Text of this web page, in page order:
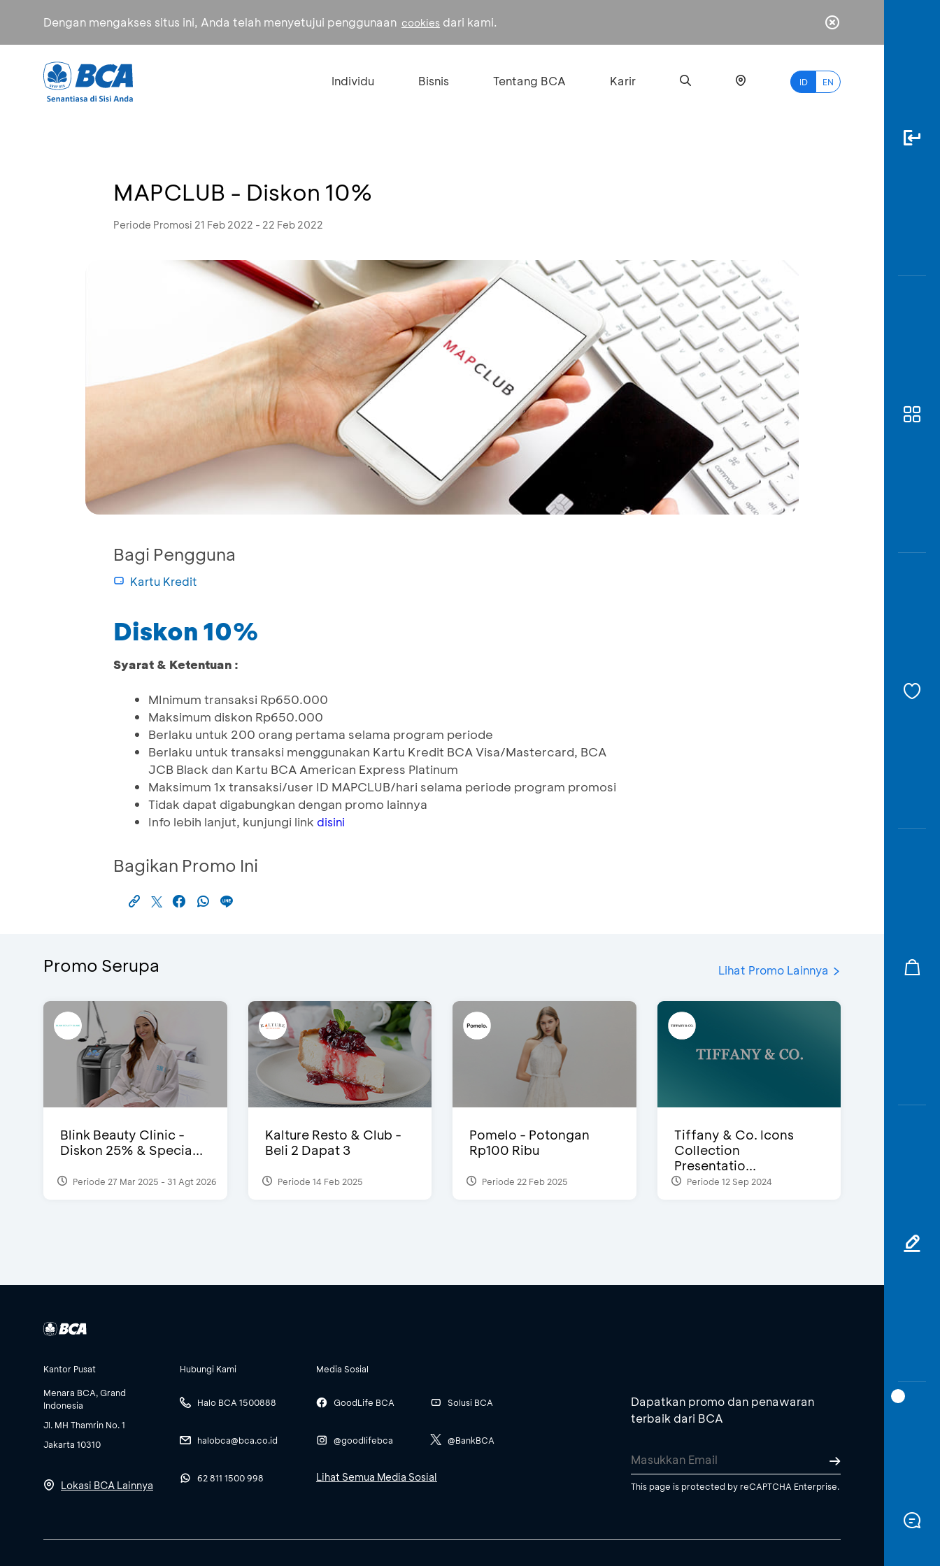
Dengan mengakses situs ini, Anda telah menyetujui penggunaan cookies dari kami.
Individu Bisnis Tentang BCA Karir ID EN
MAPCLUB - Diskon 10%
Periode Promosi 21 Feb 2022 - 22 Feb 2022
Bagi Pengguna
Kartu Kredit
Diskon 10%
Syarat & Ketentuan :
MInimum transaksi Rp650.000
Maksimum diskon Rp650.000
Berlaku untuk 200 orang pertama selama program periode
Berlaku untuk transaksi menggunakan Kartu Kredit BCA Visa/Mastercard, BCA
JCB Black dan Kartu BCA American Express Platinum
Maksimum 1x transaksi/user ID MAPCLUB/hari selama periode program promosi
Tidak dapat digabungkan dengan promo lainnya
Info lebih lanjut, kunjungi link disini
Bagikan Promo Ini
Promo Serupa Lihat Promo Lainnya
Blink Beauty Clinic -
Diskon 25% & Specia...
Periode 27 Mar 2025 - 31 Agt 2026
Kalture Resto & Club -
Beli 2 Dapat 3
Periode 14 Feb 2025
Pomelo - Potongan
Rp100 Ribu
Periode 22 Feb 2025
Tiffany & Co. Icons
Collection
Presentatio...
Periode 12 Sep 2024
Kantor Pusat
Menara BCA, Grand
Indonesia
Jl. MH Thamrin No. 1
Jakarta 10310
Lokasi BCA Lainnya
Hubungi Kami
Halo BCA 1500888
halobca@bca.co.id
62 811 1500 998
Media Sosial
GoodLife BCA
@goodlifebca
Solusi BCA
@BankBCA
Lihat Semua Media Sosial
Dapatkan promo dan penawaran
terbaik dari BCA
This page is protected by reCAPTCHA Enterprise.